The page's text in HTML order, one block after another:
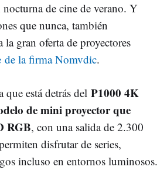
nocturna de cine de verano. Y
que nunca, también
la gran oferta de proyectores
de la firma Nomvdic.
que está detrás del P1000 4K
de mini proyector que
RGB, con una salida de 2.300
disfrutar de series,
incluso en entornos luminosos.